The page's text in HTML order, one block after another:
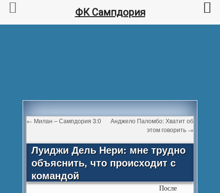
← Милан – Сампдория 3:0
Анджело Паломбо: Хватит об
этом говорить →
Луиджи Дель Нери: мне трудно
объяснить, что происходит с
командой
После
ФК Сампдория